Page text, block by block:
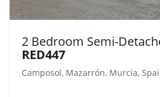
2 Bedroom Semi-
RED447
Camposol, Mazarrón, Murcia,